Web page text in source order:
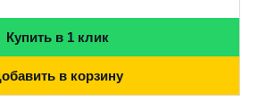
Купить в 1 клик
в корзину